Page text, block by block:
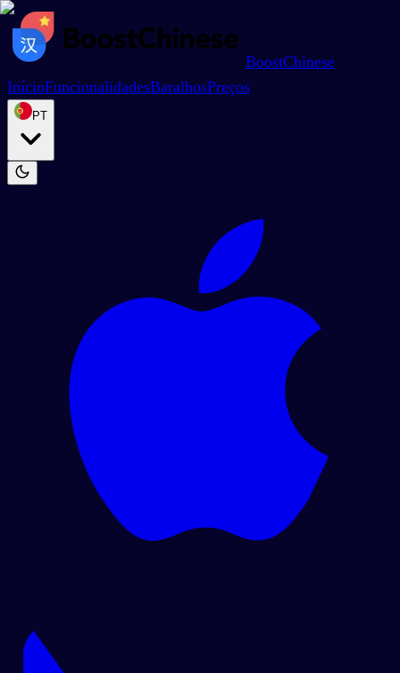
BoostChinese
InícioFuncionalidadesBaralhosPreços
PT